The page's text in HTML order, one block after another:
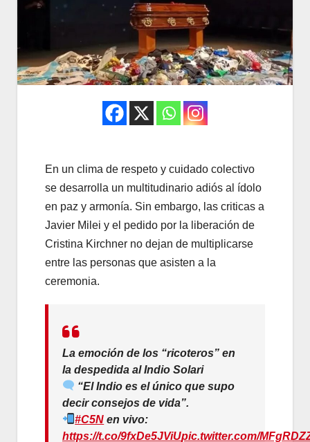
En un clima de respeto y cuidado colectivo
se desarrolla un multitudinario adiós al ídolo
en paz y armonía. Sin embargo, las criticas a
Javier Milei y el pedido por la liberación de
Cristina Kirchner no dejan de multiplicarse
entre las personas que asisten a la
ceremonia.
La emoción de los “ricoteros” en
la despedida al Indio Solari
“El Indio es el único que supo
decir consejos de vida”.
#C5N en vivo:
https://t.co/9fxDe5JViUpic.twitter.com/